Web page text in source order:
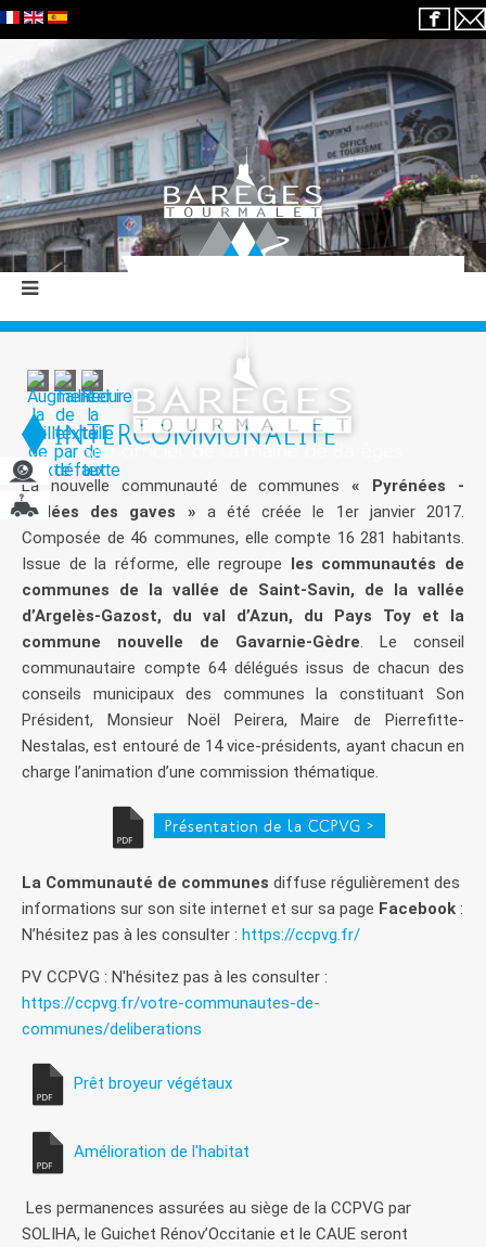
INTERCOMMUNALITÉ
La nouvelle communauté de communes« Pyrénées -
Vallées des gaves » a été créée le 1er janvier 2017.
Composée de 46 communes, elle compte 16 281 habitants.
Issue de la réforme, elle regroupe les communautés de
communes de la vallée de Saint-Savin, de la vallée
d’Argelès-Gazost, du val d’Azun, du Pays Toy et la
commune nouvelle de Gavarnie-Gèdre. Le conseil
communautaire compte 64 délégués issus de chacun des
conseils municipaux des communes la constituant Son
Président, Monsieur Noël Peirera, Maire de Pierrefitte-
Nestalas, est entouré de 14 vice-présidents, ayant chacun en
charge l’animation d’une commission thématique.
Présentation de la CCPVG >
La Communauté de communes diffuse régulièrement des
informations sur son site internet et sur sa page Facebook :
N’hésitez pas à les consulter : https://ccpvg.fr/
PV CCPVG : N'hésitez pas à les consulter :
https://ccpvg.fr/votre-communautes-de-
communes/deliberations
Prêt broyeur végétaux
Amélioration de l'habitat
Les permanences assurées au siège de la CCPVG par
SOLIHA, le Guichet Rénov’Occitanie et le CAUE seront